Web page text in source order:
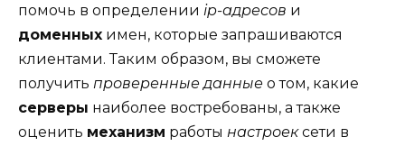
помочь в определении ip-адресов и
доменных имен, которые запрашиваются
клиентами. Таким образом, вы сможете
получить проверенные данные о том, какие
серверы наиболее востребованы, а также
оценить механизм работы настроексети в